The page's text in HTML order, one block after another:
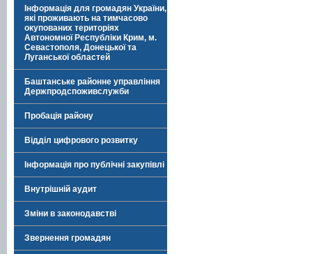
Інформація для громадян України,
які проживають на тимчасово
окупованих територіях
Автономної Республіки Крим, м.
Севастополя, Донецької та
Луганської областей
Баштанське районне управління
Держпродспоживслужби
Пробація району
Відділ цифрового розвитку
Інформація про публічні закупівлі
Внутрішній аудит
Зміни в законодавстві
Звернення громадян